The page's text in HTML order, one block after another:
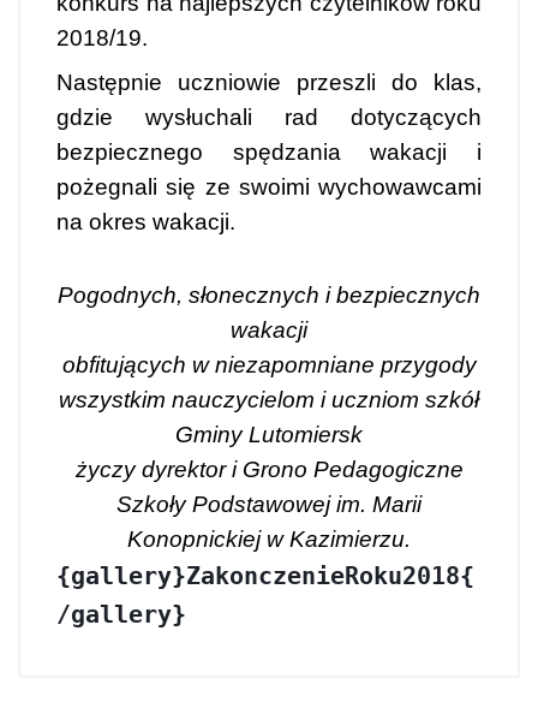
2018/19.
Następnie uczniowie przeszli do klas,
gdzie wysłuchali rad dotyczących
bezpiecznego spędzania wakacji i
pożegnali się ze swoimi wychowawcami
na okres wakacji.
Pogodnych, słonecznych i bezpiecznych
wakacji
obfitujących w niezapomniane przygody
wszystkim nauczycielom i uczniom szkół
Gminy Lutomiersk
życzy dyrektor i Grono Pedagogiczne
Szkoły Podstawowej im. Marii
Konopnickiej w Kazimierzu.
{gallery}ZakonczenieRoku2018{
/gallery}